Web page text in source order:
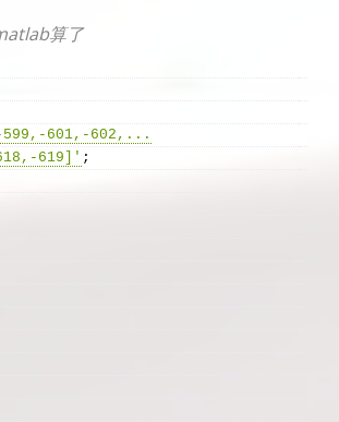
算了
601,-602,...
619]'
;